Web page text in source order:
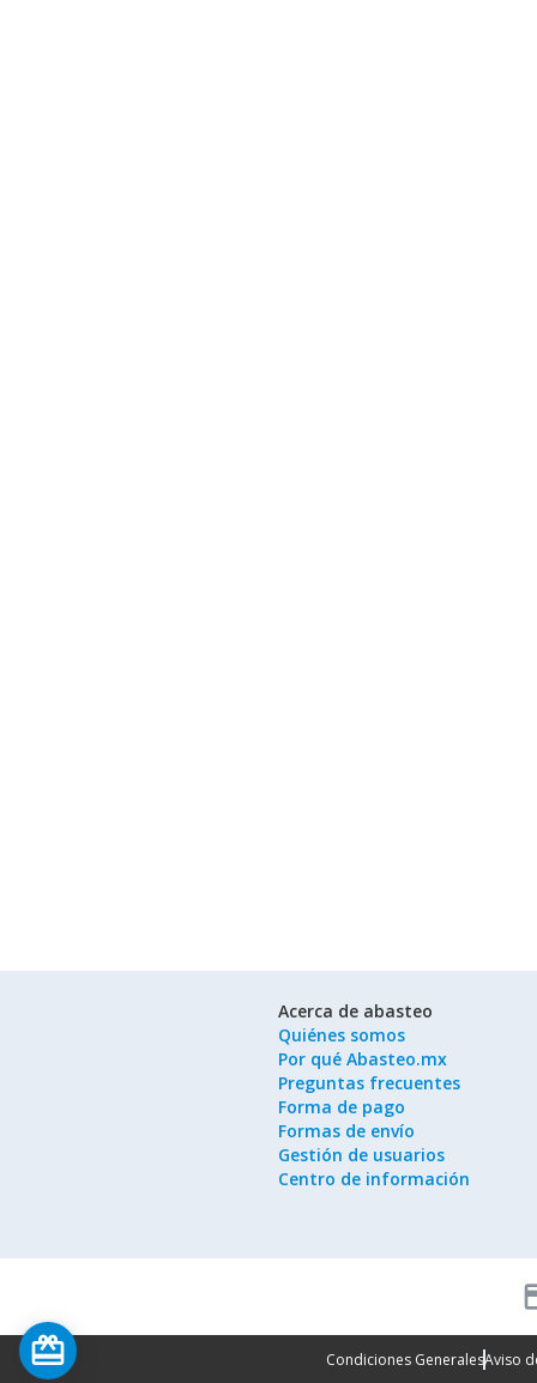
Acerca de abasteo
Quiénes somos
Por qué Abasteo.mx
Preguntas frecuentes
Forma de pago
Formas de envío
Gestión de usuarios
Centro de información
Condiciones GeneralesAviso
card_giftcard